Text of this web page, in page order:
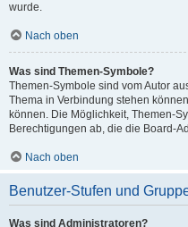
wurde.
Nach oben
Was sind Themen-Symbole?
Themen-Symbole sind vom Autor
Thema in Verbindung stehen
können. Die Möglichkeit, Themen-
Berechtigungen ab, die die Board-
Nach oben
Benutzer-Stufen und
Was sind Administratoren?